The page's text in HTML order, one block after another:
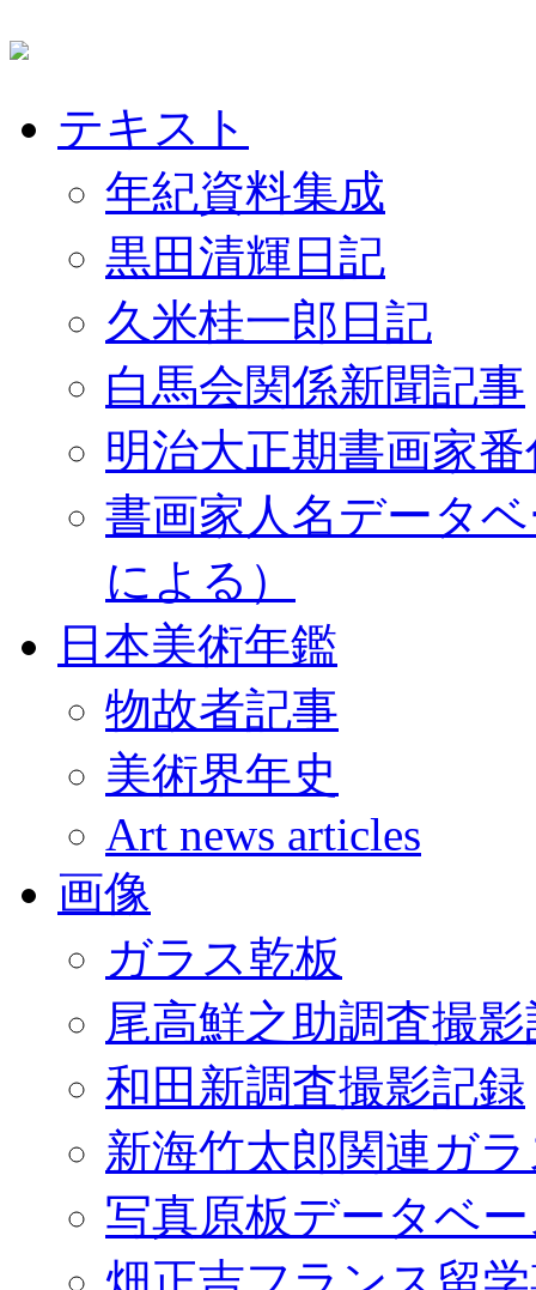
テキスト
年紀資料集成
黒田清輝日記
久米桂一郎日記
白馬会関係新聞記事
明治大正期書画家
書画家人名データ
による）
日本美術年鑑
物故者記事
美術界年史
Art news articles
画像
ガラス乾板
尾高鮮之助調査撮
和田新調査撮影記録
新海竹太郎関連ガ
写真原板データベ